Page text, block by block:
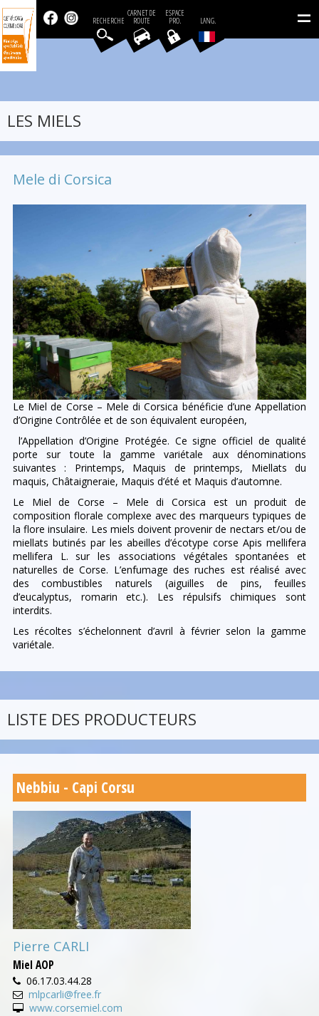
=
LANG.
ESPACE
PRO.
CARNET DE
ROUTE
RECHERCHE
LES MIELS
Mele di Corsica
Le Miel de Corse – Mele di Corsica bénéficie d’une Appellation
d’Origine Contrôlée et de son équivalent européen,
l’Appellation d’Origine Protégée. Ce signe officiel de qualité
porte sur toute la gamme variétale aux dénominations
suivantes : Printemps, Maquis de printemps, Miellats du
maquis, Châtaigneraie, Maquis d’été et Maquis d’automne.
Le Miel de Corse – Mele di Corsica est un produit de
composition florale complexe avec des marqueurs typiques de
la flore insulaire. Les miels doivent provenir de nectars et/ou de
miellats butinés par les abeilles d’écotype corse Apis mellifera
mellifera L. sur les associations végétales spontanées et
naturelles de Corse. L’enfumage des ruches est réalisé avec
des combustibles naturels (aiguilles de pins, feuilles
d’eucalyptus, romarin etc.). Les répulsifs chimiques sont
interdits.
Les récoltes s’échelonnent d’avril à février selon la gamme
variétale.
LISTE DES PRODUCTEURS
Nebbiu - Capi Corsu
Pierre CARLI
Miel AOP
06.17.03.44.28
mlpcarli@free.fr
www.corsemiel.com